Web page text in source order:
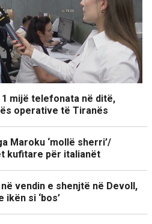
1 mijë telefonata në ditë,
operative të Tiranës
Maroku ‘mollë sherri’/
kufitare për italianët
vendin e shenjtë në Devoll,
si ‘bos’